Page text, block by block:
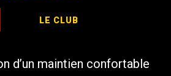
LE CLUB
d’un maintien confortable